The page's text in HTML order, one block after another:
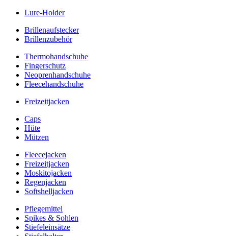
Lure-Holder
Brillenaufstecker
Brillenzubehör
Thermohandschuhe
Fingerschutz
Neoprenhandschuhe
Fleecehandschuhe
Freizeitjacken
Caps
Hüte
Mützen
Fleecejacken
Freizeitjacken
Moskitojacken
Regenjacken
Softshelljacken
Pflegemittel
Spikes & Sohlen
Stiefeleinsätze